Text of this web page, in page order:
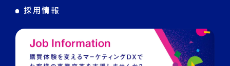
デジタル・DX人材育成 支援
採用情報